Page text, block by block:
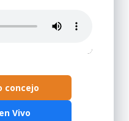
concejo
Vivo